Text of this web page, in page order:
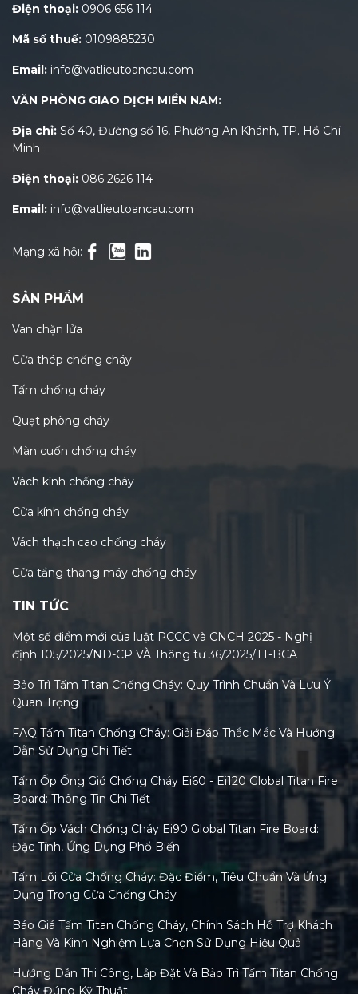
Điện thoại: 0906 656 114
Mã số thuế: 0109885230
Email: info@vatlieutoancau.com
VĂN PHÒNG GIAO DỊCH MIỀN NAM:
Địa chỉ: Số 40, Đường số 16, Phường An Khánh, TP. Hồ Chí
Minh
Điện thoại: 086 2626 114
Email: info@vatlieutoancau.com
Mạng xã hội:
SẢN PHẨM
Van chặn lửa
Cửa thép chống cháy
Tấm chống cháy
Quạt phòng cháy
Màn cuốn chống cháy
Vách kính chống cháy
Cửa kính chống cháy
Vách thạch cao chống cháy
Cửa tầng thang máy chống cháy
TIN TỨC
Một số điểm mới của luật PCCC và CNCH 2025 - Nghị
định 105/2025/ND-CP VÀ Thông tư 36/2025/TT-BCA
Bảo Trì Tấm Titan Chống Cháy: Quy Trình Chuẩn Và Lưu Ý
Quan Trọng
FAQ Tấm Titan Chống Cháy: Giải Đáp Thắc Mắc Và Hướng
Dẫn Sử Dụng Chi Tiết
Tấm Ốp Ống Gió Chống Cháy Ei60 - Ei120 Global Titan Fire
Board: Thông Tin Chi Tiết
Tấm Ốp Vách Chống Cháy Ei90 Global Titan Fire Board:
Đặc Tính, Ứng Dụng Phổ Biến
Tấm Lõi Cửa Chống Cháy: Đặc Điểm, Tiêu Chuẩn Và Ứng
Dụng Trong Cửa Chống Cháy
Báo Giá Tấm Titan Chống Cháy, Chính Sách Hỗ Trợ Khách
Hàng Và Kinh Nghiệm Lựa Chọn Sử Dụng Hiệu Quả
Hướng Dẫn Thi Công, Lắp Đặt Và Bảo Trì Tấm Titan Chống
Cháy Đúng Kỹ Thuật